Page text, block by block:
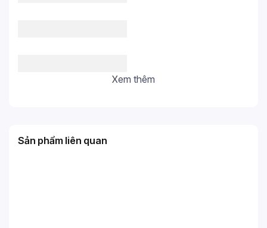
Xem thêm
Sản phẩm liên quan